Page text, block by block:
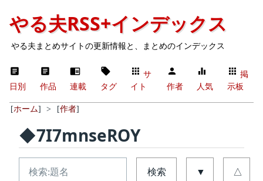
やる夫RSS+インデックス
やる夫まとめサイトの更新情報と、まとめのインデックス
日別 作品 連載 タグ
サ
イト
作者 人気
掲
示板
[ホーム] > [作者]
◆7I7mnseROY
検索 ▼ △